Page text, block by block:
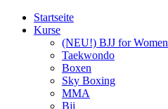
Startseite
Kurse
(NEU!) BJJ for Women
Taekwondo
Boxen
Sky Boxing
MMA
Bjj